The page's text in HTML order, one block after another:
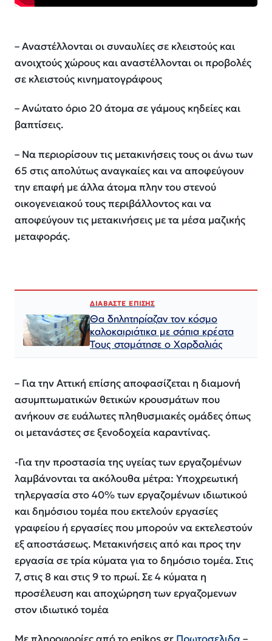
– Αναστέλλονται οι συναυλίες σε κλειστούς και
ανοιχτούς χώρους και αναστέλλονται οι προβολές
σε κλειστούς κινηματογράφους
– Ανώτατο όριο 20 άτομα σε γάμους κηδείες και
βαπτίσεις.
– Να περιορίσουν τις μετακινήσεις τους οι άνω των
65 στις απολύτως αναγκαίες και να αποφεύγουν
την επαφή με άλλα άτομα πλην του στενού
οικογενειακού τους περιβάλλοντος και να
αποφεύγουν τις μετακινήσεις με τα μέσα μαζικής
μεταφοράς.
ΔΙΑΒΑΣΤΕ ΕΠΙΣΗΣ
Θα δηλητηρίαζαν τον κόσμο
καλοκαιριάτικα με σάπια κρέατα
Τους σταμάτησε ο Χαρδαλιάς
– Για την Αττική επίσης αποφασίζεται η διαμονή
ασυμπτωματικών θετικών κρουσμάτων που
ανήκουν σε ευάλωτες πληθυσμιακές ομάδες όπως
οι μετανάστες σε ξενοδοχεία καραντίνας.
-Για την προστασία της υγείας των εργαζομένων
λαμβάνονται τα ακόλουθα μέτρα: Υποχρεωτική
τηλεργασία στο 40% των εργαζομένων ιδιωτικού
και δημόσιου τομέα που εκτελούν εργασίες
γραφείου ή εργασίες που μπορούν να εκτελεστούν
εξ αποστάσεως. Μετακινήσεις από και προς την
εργασία σε τρία κύματα για το δημόσιο τομέα. Στις
7, στις 8 και στις 9 το πρωί. Σε 4 κύματα η
προσέλευση και αποχώρηση των εργαζομενων
στον ιδιωτικό τομέα